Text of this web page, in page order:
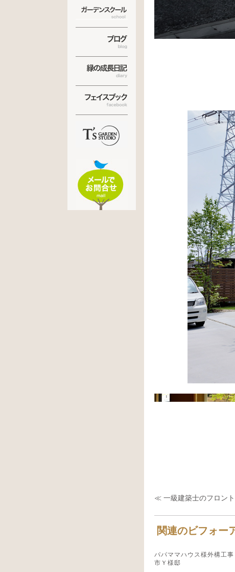
≪ 一級建築士のフロン
関連のビフォー
パパママハウス様外構工
市Ｙ様邸